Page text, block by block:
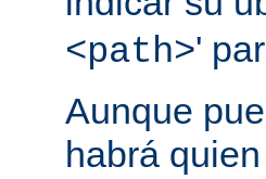
<path>'
Aunque
habrá